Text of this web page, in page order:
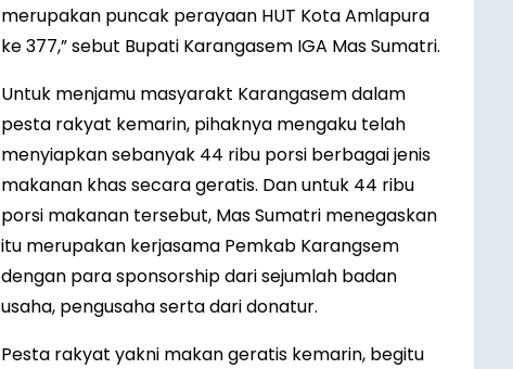
merupakan puncak perayaan HUT Kota Amlapura
ke 377,” sebut Bupati Karangasem IGA Mas Sumatri.
Untuk menjamu masyarakt Karangasem dalam
pesta rakyat kemarin, pihaknya mengaku telah
menyiapkan sebanyak 44 ribu porsi berbagai jenis
makanan khas secara geratis. Dan untuk 44 ribu
porsi makanan tersebut, Mas Sumatri menegaskan
itu merupakan kerjasama Pemkab Karangsem
dengan para sponsorship dari sejumlah badan
usaha, pengusaha serta dari donatur.
Pesta rakyat yakni makan geratis kemarin, begitu